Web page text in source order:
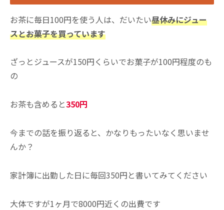
お茶に毎日100円を使う人は、だいたい昼休みにジュー
スとお菓子を買っています
ざっとジュースが150円くらいでお菓子が100円程度のも
の
お茶も含めると350円
今までの話を振り返ると、かなりもったいなく思いませ
んか？
家計簿に出勤した日に毎回350円と書いてみてください
大体ですが1ヶ月で8000円近くの出費です